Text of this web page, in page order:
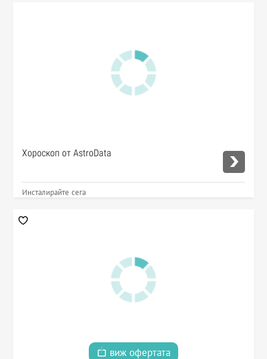
Хороскоп от AstroData
Инсталирайте сега
виж офертата